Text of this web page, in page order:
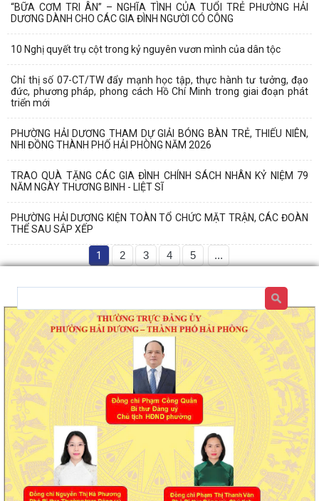
“BỮA CƠM TRI ÂN” – NGHĨA TÌNH CỦA TUỔI TRẺ PHƯỜNG HẢI
DƯƠNG DÀNH CHO CÁC GIA ĐÌNH NGƯỜI CÓ CÔNG
10 Nghị quyết trụ cột trong kỷ nguyên vươn mình của dân tộc
Chỉ thị số 07-CT/TW đẩy mạnh học tập, thực hành tư tưởng, đạo
đức, phương pháp, phong cách Hồ Chí Minh trong giai đoạn phát
triển mới
PHƯỜNG HẢI DƯƠNG THAM DỰ GIẢI BÓNG BÀN TRẺ, THIẾU NIÊN,
NHI ĐỒNG THÀNH PHỐ HẢI PHÒNG NĂM 2026
TRAO QUÀ TẶNG CÁC GIA ĐÌNH CHÍNH SÁCH NHÂN KỶ NIỆM 79
NĂM NGÀY THƯƠNG BINH - LIỆT SĨ
PHƯỜNG HẢI DƯƠNG KIỆN TOÀN TỔ CHỨC MẶT TRẬN, CÁC ĐOÀN
THỂ SAU SẮP XẾP
1 2 3 4 5 ...